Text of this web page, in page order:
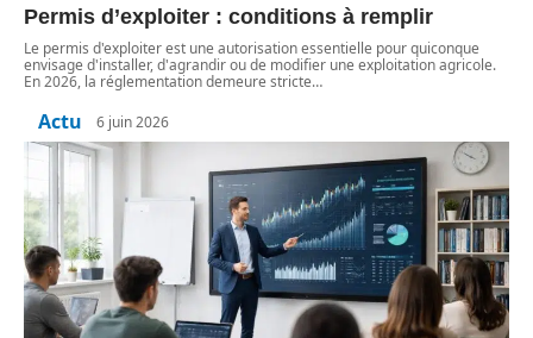
Permis d’exploiter : conditions à remplir
Le permis d'exploiter est une autorisation essentielle pour quiconque
envisage d'installer, d'agrandir ou de modifier une exploitation agricole.
En 2026, la réglementation demeure stricte…
Actu 6 juin 2026